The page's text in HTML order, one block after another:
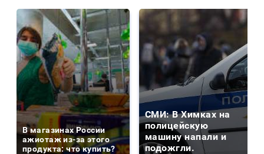
В магазинах России
ажиотаж из-за этого
продукта: что купить?
СМИ: В Химках на
полицейскую
машину напали и
подожгли.